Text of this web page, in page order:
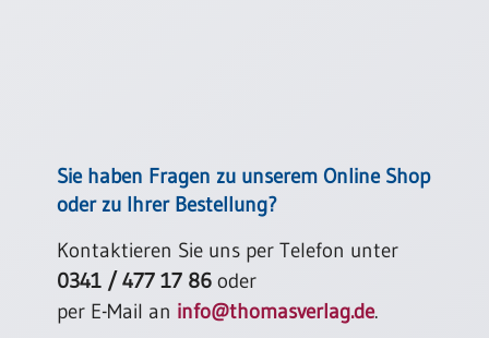
Sie haben Fragen zu unserem Online Shop
oder zu Ihrer Bestellung?
Kontaktieren Sie uns per Telefon unter
0341 / 477 17 86 oder
per E-Mail an info@thomasverlag.de.